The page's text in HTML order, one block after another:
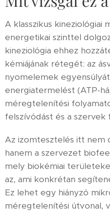
A klasszikus kineziológiai
energetikai szinttel
kineziológia ehhez
kémiájának rétegét: az
nyomelemek
energiatermelést (ATP-
méregtelenítési
felszívódást és a szervek
Az izomtesztelés itt nem
hanem a szervezet
mely biokémiai
az, ami konkrétan
Ez lehet egy hiányzó
méregtelenítési útvonal,